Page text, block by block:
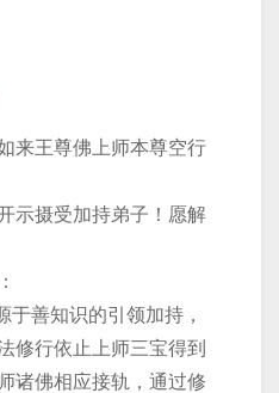
来王尊佛上师本尊空行
示摄受加持弟子！愿解
于善知识的引领加持，
修行依止上师三宝得到
诸佛相应接轨，通过修